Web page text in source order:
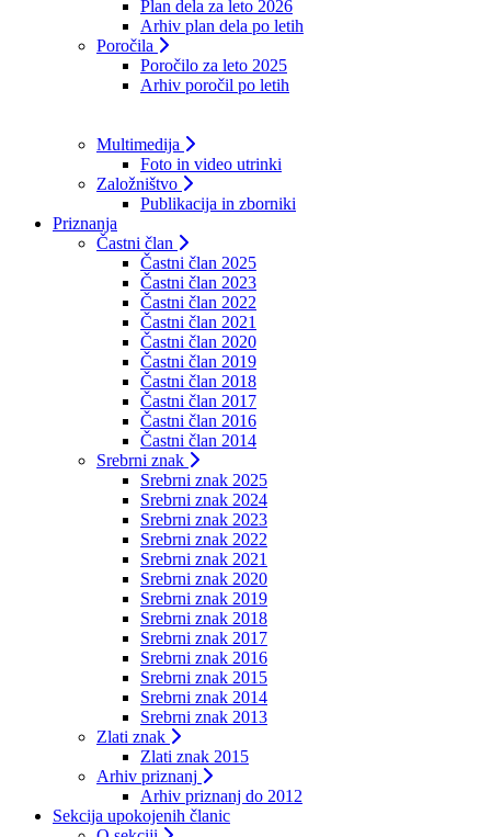
Plan dela za leto 2026
Arhiv plan dela po letih
Poročila
Poročilo za leto 2025
Arhiv poročil po letih
Multimedija
Foto in video utrinki
Založništvo
Publikacija in zborniki
Priznanja
Častni član
Častni član 2025
Častni član 2023
Častni član 2022
Častni član 2021
Častni član 2020
Častni član 2019
Častni član 2018
Častni član 2017
Častni član 2016
Častni član 2014
Srebrni znak
Srebrni znak 2025
Srebrni znak 2024
Srebrni znak 2023
Srebrni znak 2022
Srebrni znak 2021
Srebrni znak 2020
Srebrni znak 2019
Srebrni znak 2018
Srebrni znak 2017
Srebrni znak 2016
Srebrni znak 2015
Srebrni znak 2014
Srebrni znak 2013
Zlati znak
Zlati znak 2015
Arhiv priznanj
Arhiv priznanj do 2012
Sekcija upokojenih članic